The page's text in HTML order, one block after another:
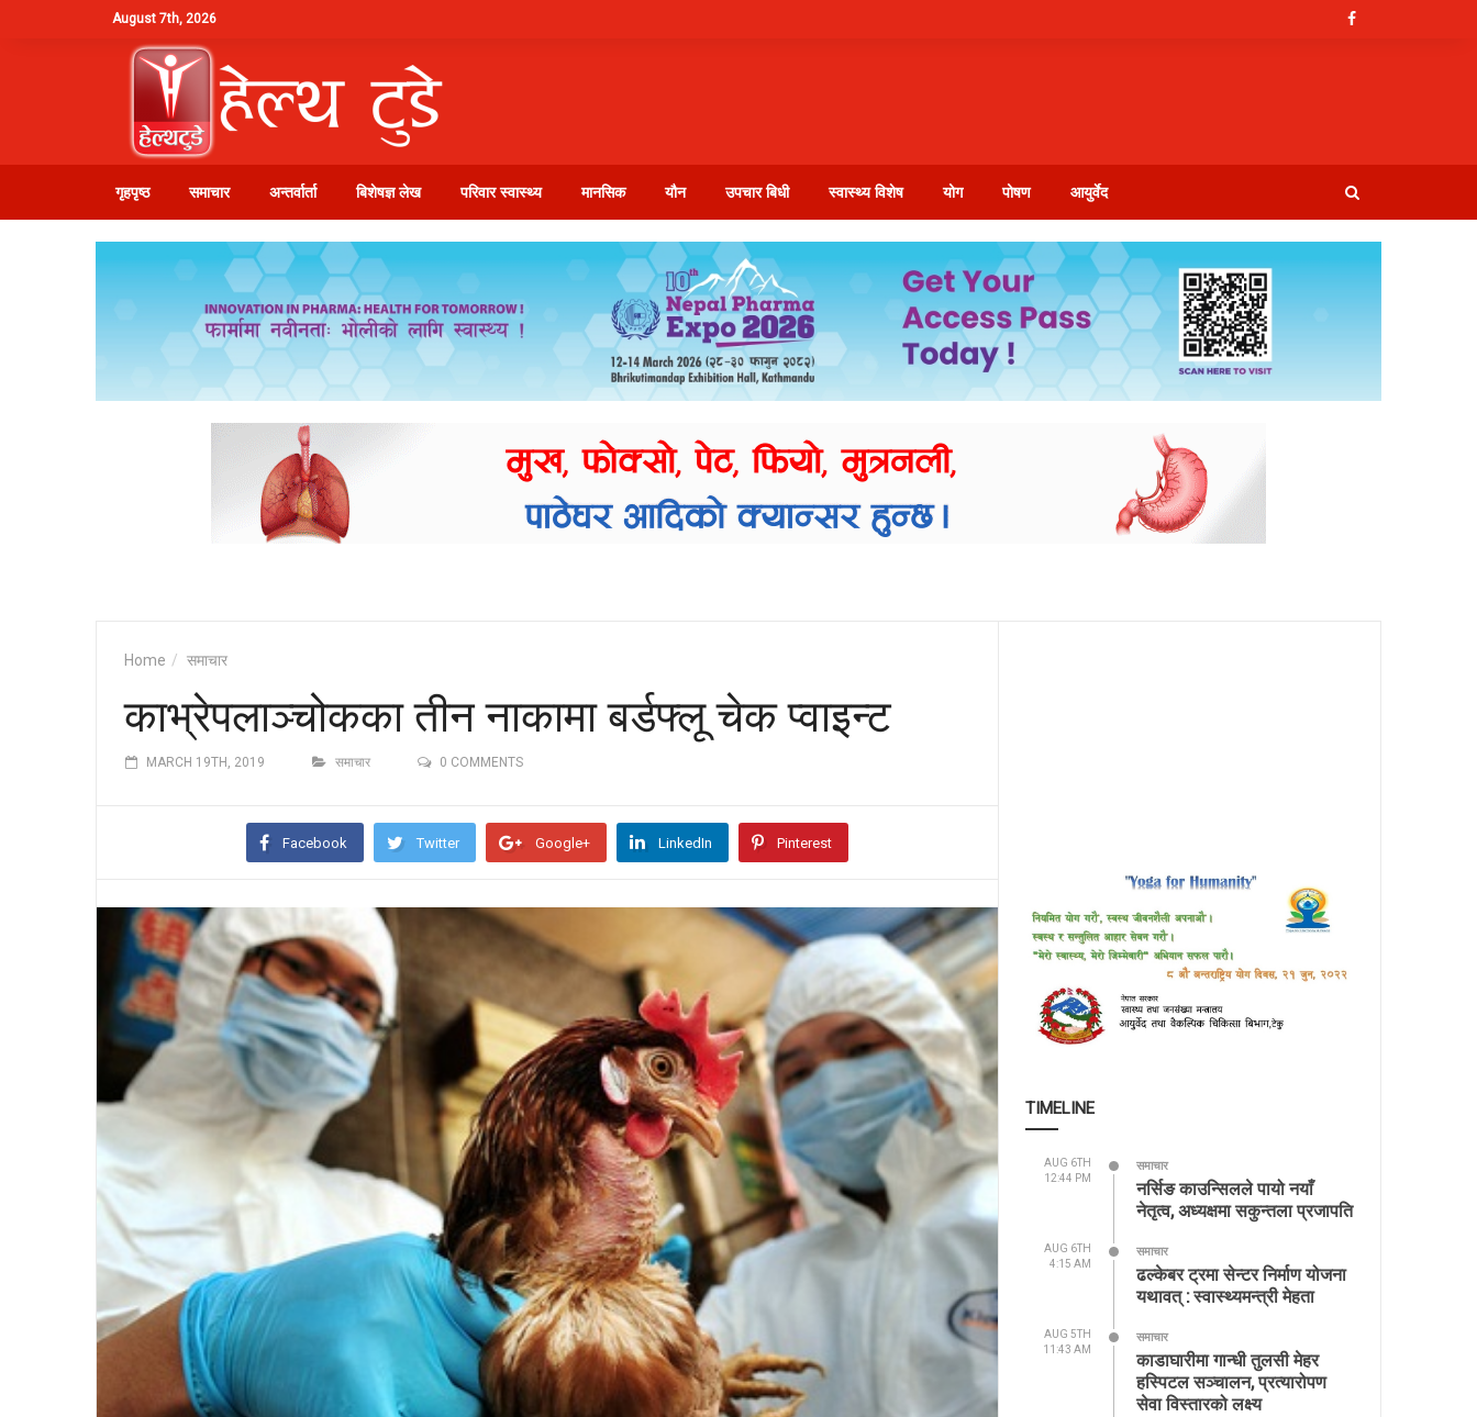
August 7th, 2026
गृहपृष्ठ समाचार अन्तर्वार्ता बिशेषज्ञ लेख परिवार स्वास्थ्य मानसिक यौन उपचार बिधी स्वास्थ्य विशेष योग पोषण आयुर्वेद
Home समाचार
काभ्रेपलाञ्चोकका तीन नाकामा बर्डफ्लू चेक प्वाइन्ट
MARCH 19TH, 2019 समाचार 0 COMMENTS
Facebook Twitter Google+ LinkedIn Pinterest
TIMELINE
AUG 6TH
12:44 PM
समाचार
नर्सिङ काउन्सिलले पायो नयाँ
नेतृत्व, अध्यक्षमा सकुन्तला प्रजापति
AUG 6TH
4:15 AM
समाचार
ढल्केबर ट्रमा सेन्टर निर्माण योजना
यथावत् : स्वास्थ्यमन्त्री मेहता
AUG 5TH
11:43 AM
समाचार
काडाघारीमा गान्धी तुलसी मेहर
हस्पिटल सञ्चालन, प्रत्यारोपण
सेवा विस्तारको लक्ष्य